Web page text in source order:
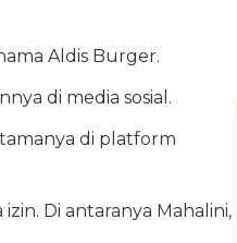
Aldis Burger.
di media sosial.
di platform
Di antaranya Mahalini,